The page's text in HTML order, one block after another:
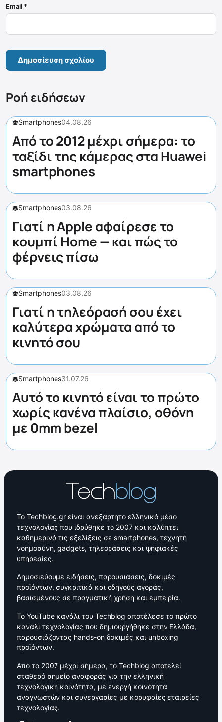
Email *
Ροή ειδήσεων
Smartphones04.08.26
Από το 2012 μέχρι σήμερα: το
ταξίδι της κάμερας στα Huawei
smartphones
Smartphones03.08.26
Γιατί η Apple αφαίρεσε το
κουμπί Home — και πώς το
φέρνεις πίσω
Smartphones03.08.26
Γιατί η τηλεόρασή σου έχει
καλύτερα χρώματα από το
κινητό σου
Smartphones31.07.26
Αυτό το κινητό είναι το πρώτο
χωρίς κανένα πλαίσιο, οθόνη
με 0mm bezel
Το Techblog.gr είναι ανεξάρτητο ελληνικό μέσο
τεχνολογίας που ιδρύθηκε το 2007 και καλύπτει
καθημερινά τις εξελίξεις σε smartphones, τεχνητή
νοημοσύνη, gadgets, τηλεοράσεις και ψηφιακές
υπηρεσίες.
Δημοσιεύουμε ειδήσεις, παρουσιάσεις, δοκιμές
προϊόντων, συγκριτικά και οδηγούς αγοράς,
βασισμένους σε πραγματική χρήση και εμπειρία.
Το YouTube κανάλι του Techblog αποτέλεσε το πρώτο
κανάλι τεχνολογίας που δημιουργήθηκε στην Ελλάδα,
παρουσιάζοντας hands-on δοκιμές και unboxing
προϊόντων.
Από το 2007 μέχρι σήμερα, το Techblog αποτελεί
σταθερό σημείο αναφοράς για την ελληνική
τεχνολογική κοινότητα, με ενεργή κοινότητα
αναγνωστών και συνεργασίες με κορυφαίες εταιρείες
τεχνολογίας.